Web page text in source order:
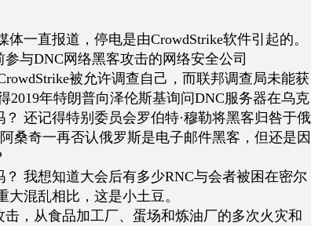
一直报道，停电是由CrowdStrike软件引起的。
与DNC网络黑客攻击的网络安全公司
被允许调查自己，而联邦调查局未能获
2019年特朗普向泽伦斯基询问DNC服务器在乌克
还记得特别委员会罗伯特·穆勒将黑客归咎于俄
桑奇一再否认俄罗斯是电子邮件黑客，但还是因
我想知道大会后有多少RNC与会者被困在密尔
混乱相比，这是小土豆。
击，从食品加工厂、蛋场和炼油厂的多次火灾和